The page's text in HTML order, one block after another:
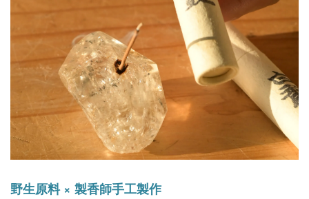
野生原料 × 製香師手工製作